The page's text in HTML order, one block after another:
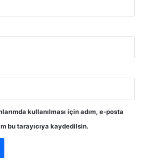
kullanılması için adım, e-posta
bu tarayıcıya kaydedilsin.